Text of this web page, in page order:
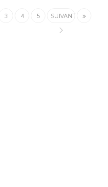
3 4 5 SUIVANT